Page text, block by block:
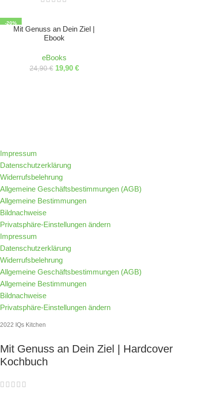
-20%
Mit Genuss an Dein Ziel |
Ebook
eBooks
24,90€ 19,90 €
Impressum
Datenschutzerklärung
Widerrufsbelehrung
Allgemeine Geschäftsbestimmungen (AGB)
Allgemeine Bestimmungen
Bildnachweise
Privatsphäre-Einstellungen ändern
Impressum
Datenschutzerklärung
Widerrufsbelehrung
Allgemeine Geschäftsbestimmungen (AGB)
Allgemeine Bestimmungen
Bildnachweise
Privatsphäre-Einstellungen ändern
2022 IQs Kitchen
Mit Genuss an Dein Ziel | Hardcover
Kochbuch